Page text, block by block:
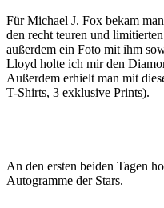
Für Michael J. Fox bekam
den recht teuren und
außerdem ein Foto mit ihm
Lloyd holte ich mir den
Außerdem erhielt man mit
T-Shirts, 3 exklusive Prints).
An den ersten beiden Tagen
Autogramme der Stars.